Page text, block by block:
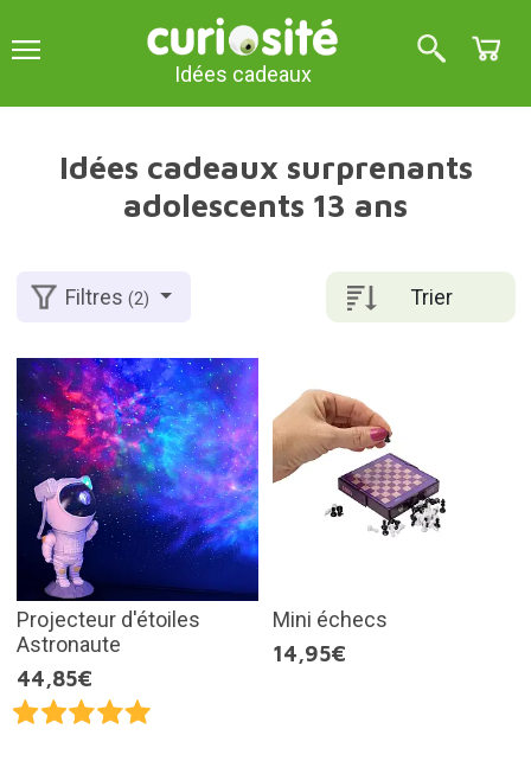
Idées cadeaux
Idées cadeaux surprenants
adolescents 13 ans
Trier
Filtres(2)
Projecteur d'étoiles
Astronaute
44,85€
Mini échecs
14,95€